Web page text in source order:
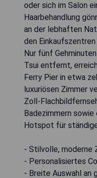
oder sich im Salon
Haarbehandlung
an der lebhaften
den
Nur fünf
Tsui entfernt,
Ferry Pier in etwa
luxuriösen Zimmer
Zoll-
Badezimmern
Hotspot für
- Stilvolle, moderne
- Personalisiertes
- Breite Auswahl an